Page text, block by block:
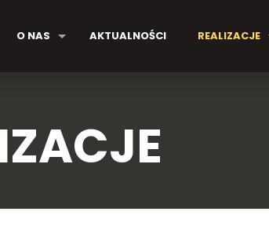
O NAS AKTUALNOŚCI REALIZACJE